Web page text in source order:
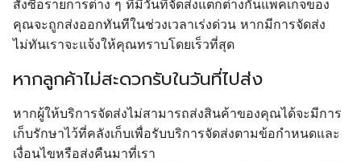
สั่งซื้อรายการต่าง ๆ ที่มีวันที่จัดส่งแตกต่างกันแพคเกจของ
คุณจะถูกส่งออกทันทีในช่วงเวลาเร่งด่วน หากมีการจัดส่ง
ไม่ทันเราจะแจ้งให้คุณทราบโดยเร็วที่สุด
หากลูกค้าไม่สะดวกรับในวันที่ไปส่ง
หากผู้ให้บริการจัดส่งไม่สามารถส่งสินค้าของคุณได้จะมีการ
เก็บรักษาไว้ที่คลังเก็บเพื่อรับบริการจัดส่งตามข้อกำหนดและ
เงื่อนไขหรือส่งคืนมาที่เรา